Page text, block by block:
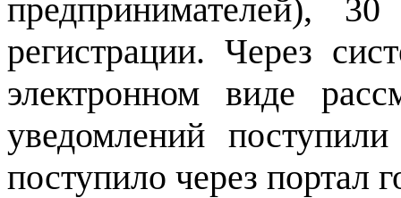
предпринимателей),
регистрации. Через
электронном виде
уведомлений
поступило через портал